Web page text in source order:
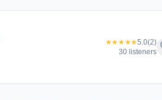
★★★★★5.0(2)
30 listeners